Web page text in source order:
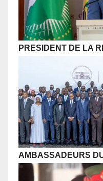
PRESIDENT DE LA
AMBASSADEURS